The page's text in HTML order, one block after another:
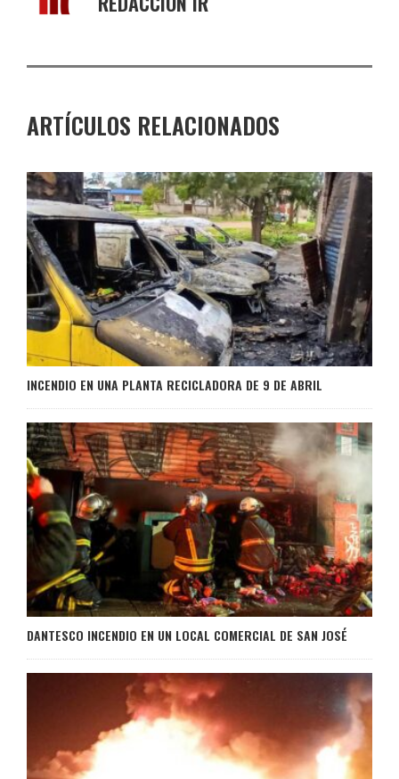
ARTÍCULOS RELACIONADOS
INCENDIO EN UNA PLANTA RECICLADORA DE 9 DE ABRIL
DANTESCO INCENDIO EN UN LOCAL COMERCIAL DE SAN JOSÉ